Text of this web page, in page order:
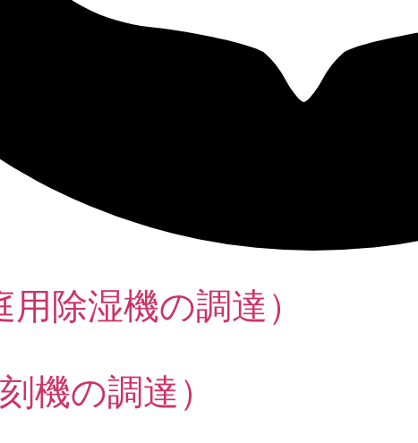
除湿機の調達）
機の調達）